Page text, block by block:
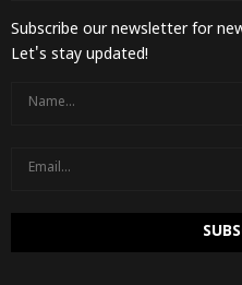
Subscribe our newsletter for
Let's stay updated!